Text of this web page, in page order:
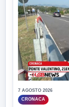
7 AGOSTO 2026
CRONACA